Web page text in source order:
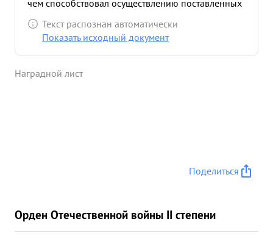
чем способствовал осуществлению поставленных
перед корпусом задачи Благодаря инициативы и
правильной организации работы оперативного
вцелом за корпус. ...»
Текст распознан автоматически
Показать исходный документ
Наградной лист
Поделиться
Орден Отечественной войны II степени